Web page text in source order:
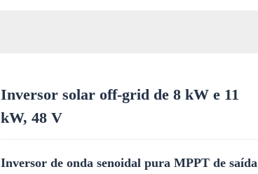
Loading...
Loading...
Inversor solar off-grid de 8 kW e 11
kW, 48 V
Inversor de onda senoidal pura MPPT de saída